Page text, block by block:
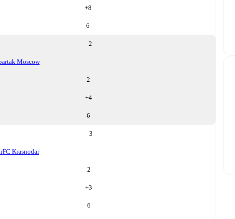
+8
6
2
Moscow
2
+4
6
3
FC Krasnodar
2
+3
6